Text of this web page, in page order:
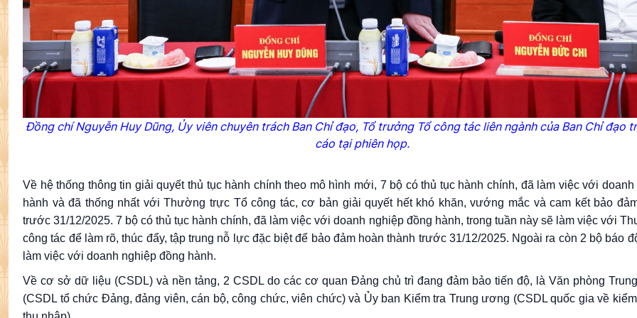
Đồng chí Nguyễn Huy Dũng, Ủy viên chuyên trách Ban Chỉ đạo, Tổ trưởng Tổ công tác liên ngành của Ban Chỉ đạo
cáo tại phiên họp.
Về hệ thống thông tin giải quyết thủ tục hành chính theo mô hình mới, 7 bộ có thủ tục hành chính, đã làm việc với
hành và đã thống nhất với Thường trực Tổ công tác, cơ bản giải quyết hết khó khăn, vướng mắc và cam kết bảo
trước 31/12/2025. 7 bộ có thủ tục hành chính, đã làm việc với doanh nghiệp đồng hành, trong tuần này sẽ làm việc với
công tác để làm rõ, thúc đẩy, tập trung nỗ lực đặc biệt để bảo đảm hoàn thành trước 31/12/2025. Ngoài ra còn 2 bộ báo
làm việc với doanh nghiệp đồng hành.
Về cơ sở dữ liệu (CSDL) và nền tảng, 2 CSDL do các cơ quan Đảng chủ trì đang đảm bảo tiến độ, là Văn phòng
(CSDL tổ chức Đảng, đảng viên, cán bộ, công chức, viên chức) và Ủy ban Kiểm tra Trung ương (CSDL quốc gia về